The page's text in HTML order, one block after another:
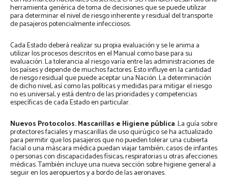
herramienta genérica de toma de decisiones que se puede utilizar
para determinar el nivel de riesgo inherente y residual del transporte
de pasajeros potencialmente infecciosos.
Cada Estado deberá realizar su propia evaluación y se le anima a
utilizar los procesos descritos en el Manual como base para su
evaluación. La tolerancia al riesgo varía entre las administraciones de
los países y depende de muchos factores. Esto influye en la cantidad
de riesgo residual que puede aceptar una Nación. La determinación
de dicho nivel, así como las políticas y medidas para mitigar el riesgo
no es universal, y está dentro de las prioridades y competencias
específicas de cada Estado en particular.
Nuevos Protocolos. Mascarillas e Higiene pública. La guía sobre
protectores faciales y mascarillas de uso quirúgico se ha actualizado
para permitir que los pasajeros que no pueden tolerar una cubierta
facial o una máscara médica puedan viajar también; casos de infantes
o personas con discapacidades físicas, respiratorias u otras afecciones
médicas. También incluye una nueva sección sobre higiene general a
seguir en los aeropuertos y a bordo de las aeronaves.